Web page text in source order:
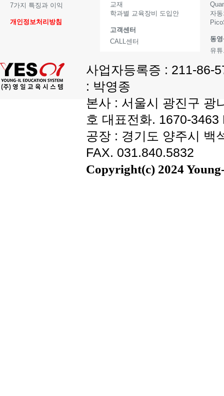
7가지 특징과 이익
개인정보처리방침
교재
학과별 교육장비 도입안
고객센터
CALL센터
자
동
유
사업자등록증 : 211-86-
: 박영종
본사 : 서울시 광진구 광
호 대표전화. 1670-
공장 : 경기도 양주시 백
FAX. 031.840.5832
Copyright(c) 2024